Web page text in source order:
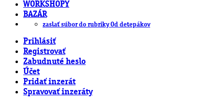
WORKSHOPY
BAZÁR
zaslať súbor do rubriky Od detepákov
Prihlásiť
Registrovať
Zabudnuté heslo
Účet
Pridať inzerát
Spravovať inzeráty